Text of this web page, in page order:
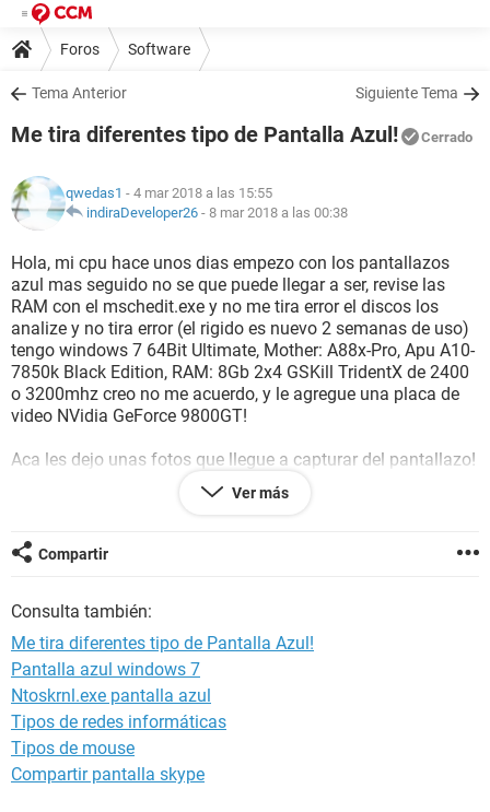
Foros Software
Tema Anterior Siguiente Tema
Me tira diferentes tipo de Pantalla Azul! Cerrado
qwedas1 - 4 mar 2018 a las 15:55
indiraDeveloper26 - 8 mar 2018 a las 00:38
Hola, mi cpu hace unos dias empezo con los pantallazos
azul mas seguido no se que puede llegar a ser, revise las
RAM con el mschedit.exe y no me tira error el discos los
analize y no tira error (el rigido es nuevo 2 semanas de uso)
tengo windows 7 64Bit Ultimate, Mother: A88x-Pro, Apu A10-
7850k Black Edition, RAM: 8Gb 2x4 GSKill TridentX de 2400
o 3200mhz creo no me acuerdo, y le agregue una placa de
video NVidia GeForce 9800GT!
Aca les dejo unas fotos que llegue a capturar del pantallazo!
Ver más
Compartir
Consulta también:
Me tira diferentes tipo de Pantalla Azul!
Pantalla azul windows 7
Ntoskrnl.exe pantalla azul
Tipos de redes informáticas
Tipos de mouse
Compartir pantalla skype